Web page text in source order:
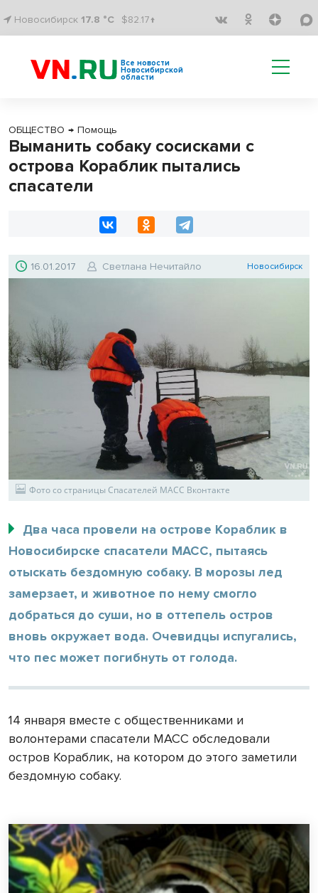
Новосибирск 17.8 °C $82.17↑
Все новости
Новосибирской
области
ОБЩЕСТВО → Помощь
Выманить собаку сосисками с
острова Кораблик пытались
спасатели
16.01.2017 Светлана Нечитайло Новосибирск
Фото со страницы Спасателей МАСС Вконтакте
Два часа провели на острове Кораблик в
Новосибирске спасатели МАСС, пытаясь
отыскать бездомную собаку. В морозы лед
замерзает, и животное по нему смогло
добраться до суши, но в оттепель остров
вновь окружает вода. Очевидцы испугались,
что пес может погибнуть от голода.
14 января вместе с общественниками и
волонтерами спасатели МАСС обследовали
остров Кораблик, на котором до этого заметили
бездомную собаку.